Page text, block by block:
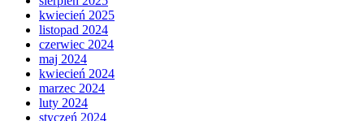
kwiecień 2025
listopad 2024
czerwiec 2024
maj 2024
kwiecień 2024
marzec 2024
luty 2024
styczeń 2024